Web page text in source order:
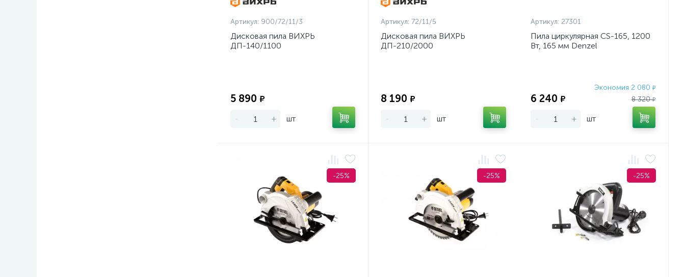
Артикул: 900/72/11/3
Дисковая пила ВИХРЬ
ДП-140/1100
5 890 ₽
- + шт
Артикул: 72/11/5
Дисковая пила ВИХРЬ
ДП-210/2000
8 190 ₽
- + шт
Артикул: 27301
Пила циркулярная CS-165, 1200
Вт, 165 мм Denzel
Экономия 2 080₽
6 240 ₽ 8 320₽
- + шт
-25% -25% -25%